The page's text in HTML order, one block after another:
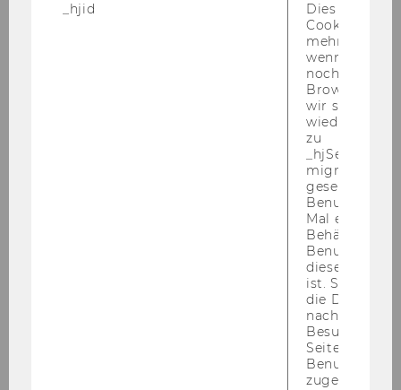
Per­so­nal Web­site
Anna Schwarz is a Post­Doc­to­ral Re­se­ar­cher at
the Cen­tral Eu­ropean Uni­ver­si­ty. She com­ple­
ted her PhD at the Vi­en­na Uni­ver­si­ty of Eco­no­
mic & Busi­ness in 2023. Her re­se­arch areas are
Labor eco­no­mics, Ine­qua­li­ty, and Pu­blic Eco­no­
mics. She works with ad­mi­nis­tra­ti­ve data, but
also large-​scale in­ter­na­tio­nal sur­veys and ap­p­
lies mi­cro­e­co­no­metric me­thods, as well as ex­
pe­ri­men­tal me­thods to ans­wer her re­se­arch
ques­ti­ons. At INEQ, she is cur­r­ent­ly working on
the pro­ject “MOBILITY-​PATH: Mul­ti­di­men­sio­nal
In­ter­ge­nera­tio­nal Mo­bi­li­ty and Pa­thways to Up­
ward Mo­bi­li­ty,” fun­ded by the Vi­en­na Sci­ence
_hjid
Dies ist ein
Cookie, das
mehr setzen,
wenn ein
noch in
Browser hat,
wir seinen
zu
migrieren.
gesetzt,
Benutzer
Mal eine
Behält die
Benutzer-ID
diese Seite
ist. Stellt
die Daten von
Besuchen
Seite
Benutzer-ID
zugeordnet